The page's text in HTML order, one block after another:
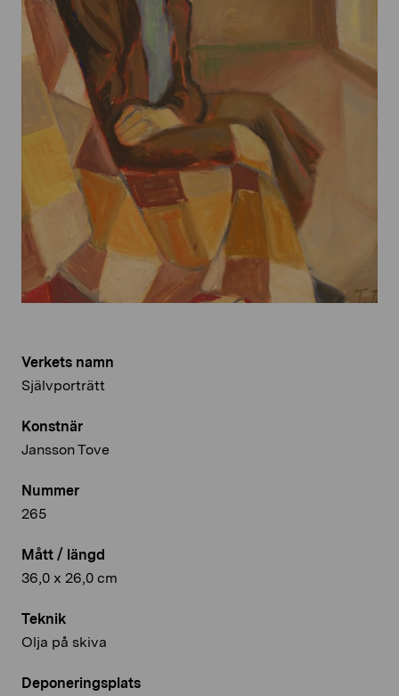
Verkets namn
Självporträtt
Konstnär
Jansson Tove
Nummer
265
Mått / längd
36,0 x 26,0 cm
Teknik
Olja på skiva
Deponeringsplats